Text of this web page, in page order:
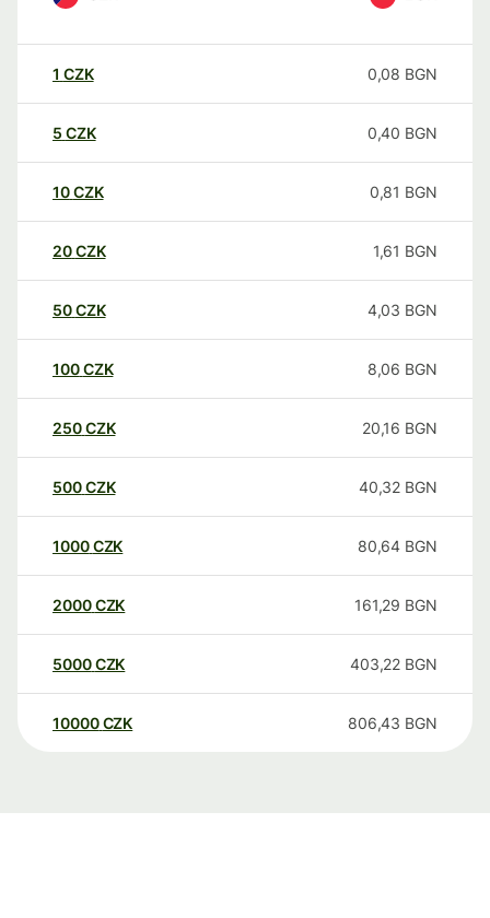
1 CZK 0,08 BGN
5 CZK 0,40 BGN
10CZK 0,81 BGN
20CZK 1,61 BGN
50CZK 4,03 BGN
100CZK 8,06 BGN
250CZK 20,16 BGN
500CZK 40,32 BGN
1000CZK 80,64 BGN
2000CZK 161,29 BGN
5000CZK 403,22 BGN
10000 CZK 806,43 BGN